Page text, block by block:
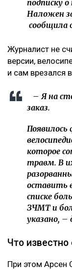
подписку
Наложен
сообщила
Журналист не
версии,
и сам врезался
– Я на
заказ.
Появилось
которое
травм. В
оставить
списке
ЗЧМТ и
указано, –
Что
При этом Арсен